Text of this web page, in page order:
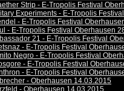
Strip - E-Tropolis Festival
Experiments - E-Tropolis
- E-Tropolis Festival
- E-Tropolis Festival Oberhausen
21 - E-Tropolis Festival
- E-Tropolis Festival
Negro - E-Tropolis Festival
- E-Tropolis Festival
- E-Tropolis Festival
- Oberhausen 14.03.2015